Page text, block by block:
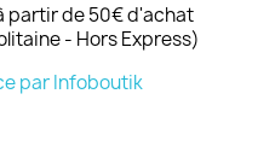
partir de 50€ d'achat
- Hors Express)
par Infoboutik